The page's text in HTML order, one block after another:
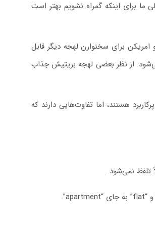
برای اینکه گمراه نشویم بهتر است
برای سخنوارن لهجه دیگر قابل
از نظر بعضی لهجه بریتیش جذاب
هستند، اما تفاوت‌هایی دارند که